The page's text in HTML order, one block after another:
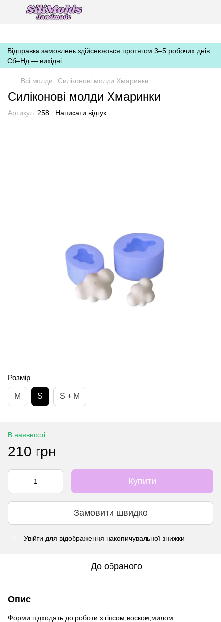
https://silimolds.com.ua//.well-known/apple-developer-merchantid-
domain-association
Відправка замовлень здійснюється протягом 3–5 робочих днів.
Сб–Нд — вихідні.
Всі молди Силіконові молди Хмаринки
Силіконові молди Хмаринки
Артикул: 258 Написати відгук
Розмір
М S S + M
В наявності
210 грн
Купити
Замовити швидко
Увійти для відображення накопичувальної знижки
До обраного
Опис
Форми підходять до роботи з гіпсом,воском,милом.